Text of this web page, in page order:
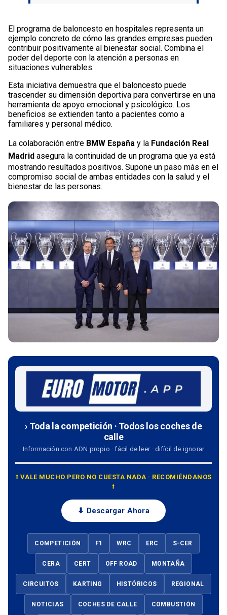
El programa de baloncesto en hospitales representa un
ejemplo concreto de cómo las grandes empresas pueden
contribuir positivamente al bienestar social. Combina el
poder del deporte con la atención a personas en
situaciones vulnerables.
Esta iniciativa demuestra que el baloncesto puede
trascender su dimensión deportiva para convertirse en una
herramienta de apoyo emocional y psicológico. Los
beneficios se extienden tanto a pacientes como a
familiares y personal médico.
La colaboración entre BMW España y la Fundación Real
Madrid asegura la continuidad de un programa que ya está
mostrando resultados positivos. Supone un paso más en el
compromiso social de ambas entidades con la salud y el
bienestar de las personas.
› Toda la competición · Todos los coches de
calle
Información con ADN propio · fácil de leer · difícil de ignorar
⭡ VALE MUCHO PERO NO CUESTA NADA · RECOMIÉNDANOS
⭡
⬇ Descargar Ahora
COMPETICIÓN F1 WRC ERC S-CER
CERA CERT OFF ROAD MONTAÑA
CIRCUITOS KARTING HISTÓRICOS REGIONAL
NOTICIAS COCHES DE CALLE COMBUSTIÓN